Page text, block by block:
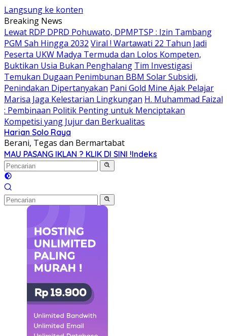
Langsung ke konten
Breaking News
Lewat RDP DPRD Pohuwato, DPMPTSP : Izin Tambang
PGM Sah Hingga 2032 Viral ! Wartawati 22 Tahun Jadi
Peserta UKW Madya Termuda dan Lolos Kompeten,
Buktikan Usia Bukan Penghalang Tim Investigasi
Temukan Dugaan Penimbunan BBM Solar Subsidi,
Penindakan Dipertanyakan Pani Gold Mine Ajak Pelajar
Marisa Jaga Kelestarian Lingkungan H. Muhammad Faizal
: Pembinaan Politik Penting untuk Menciptakan
Kompetisi yang Jujur dan Berkualitas
Harian Solo Raya
Berani, Tegas dan Bermartabat
MAU PASANG IKLAN ? KLIK DI SINI !Indeks